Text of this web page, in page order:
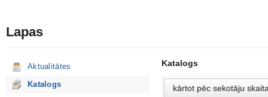
Lapas
Aktualitātes
Katalogs
Katalogs